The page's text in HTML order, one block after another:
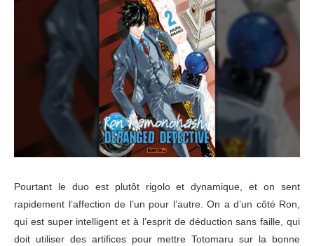
Pourtant le duo est plutôt rigolo et dynamique, et on sent
rapidement l’affection de l’un pour l’autre. On a d’un côté Ron,
qui est super intelligent et à l’esprit de déduction sans faille, qui
doit utiliser des artifices pour mettre Totomaru sur la bonne